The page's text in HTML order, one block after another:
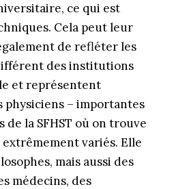
ce qui est
Cela peut leur
de refléter les
des institutions
et représentent
physiciens – importantes
la SFHST où on trouve
variés. Elle
mais aussi des
médecins, des